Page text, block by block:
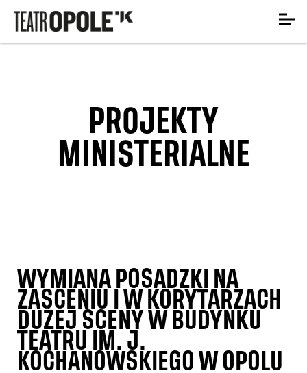
PROJEKTY
MINISTERIALNE
WYMIANA POSADZKI NA
ZASCENIU I W KORYTARZACH
DUŻEJ SCENY W BUDYNKU
TEATRU IM. J.
KOCHANOWSKIEGO W OPOLU